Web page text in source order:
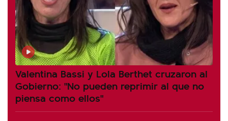
Valentina Bassi y Lola Berthet cruzaron al
Gobierno: "No pueden reprimir al que no
piensa como ellos"